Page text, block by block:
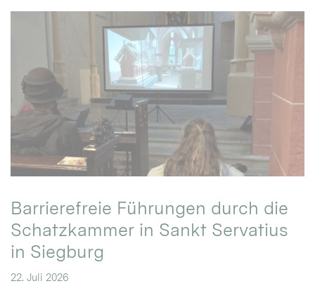
Barrierefreie Führungen durch die
Schatzkammer in Sankt Servatius
in Siegburg
22. Juli 2026